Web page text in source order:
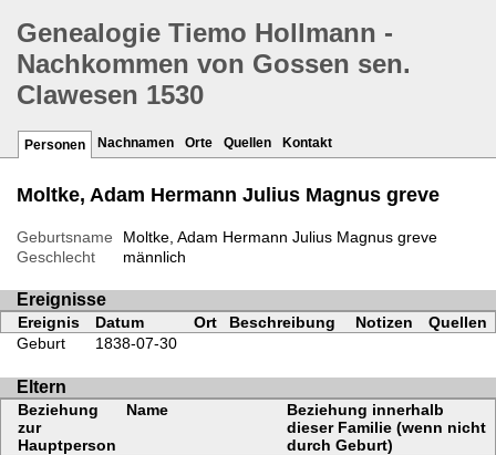
Genealogie Tiemo Hollmann -
Nachkommen von Gossen sen.
Clawesen 1530
Personen Nachnamen Orte Quellen Kontakt
Moltke, Adam Hermann Julius Magnus greve
Geburtsname
Moltke, Adam Hermann Julius Magnus greve
Geschlecht
männlich
Ereignisse
Ereignis Datum Ort Beschreibung Notizen
Quellen
Geburt
1838-07-30
Eltern
Beziehung
zur
Hauptperson
Name
Beziehung innerhalb
dieser Familie (wenn nicht
durch Geburt)